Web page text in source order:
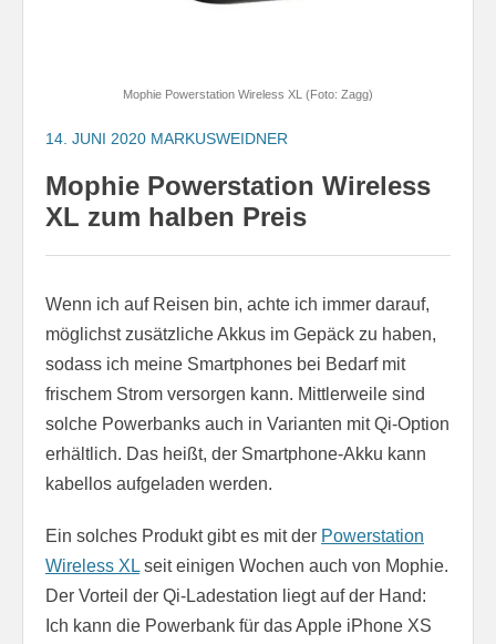
Mophie Powerstation Wireless XL (Foto: Zagg)
14. JUNI 2020 MARKUSWEIDNER
Mophie Powerstation Wireless
XL zum halben Preis
Wenn ich auf Reisen bin, achte ich immer darauf,
möglichst zusätzliche Akkus im Gepäck zu haben,
sodass ich meine Smartphones bei Bedarf mit
frischem Strom versorgen kann. Mittlerweile sind
solche Powerbanks auch in Varianten mit Qi-Option
erhältlich. Das heißt, der Smartphone-Akku kann
kabellos aufgeladen werden.
Ein solches Produkt gibt es mit der Powerstation
Wireless XL seit einigen Wochen auch von Mophie.
Der Vorteil der Qi-Ladestation liegt auf der Hand:
Ich kann die Powerbank für das Apple iPhone XS